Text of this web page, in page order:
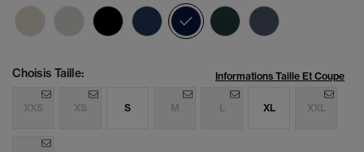
sélectionné
Choisis Taille: Informations Taille Et Coupe
XXS XS S M L XL XXL